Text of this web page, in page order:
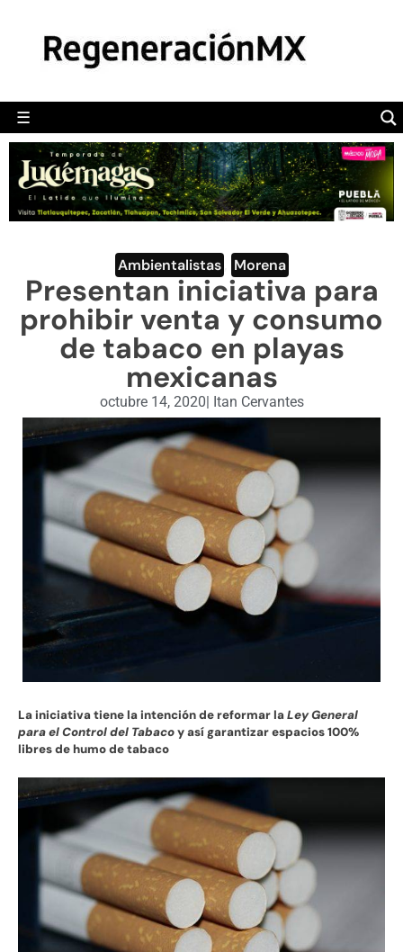
☰
POLÍTICA
CAMALEÓN
OPINIÓN
DEPORTES
ENGLISH SECTION
VIDEOS
Ambientalistas Morena
Presentan iniciativa para
prohibir venta y consumo
de tabaco en playas
mexicanas
octubre 14, 2020| Itan Cervantes
La iniciativa tiene la intención de reformar laLey General
para el Control del Tabacoy así garantizar espacios 100%
libres de humo de tabaco